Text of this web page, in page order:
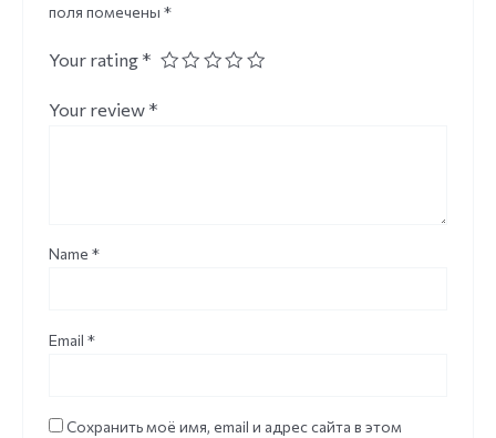
поля помечены *
Your rating *
Your review *
Name *
Email *
Сохранить моё имя, email и адрес сайта в этом